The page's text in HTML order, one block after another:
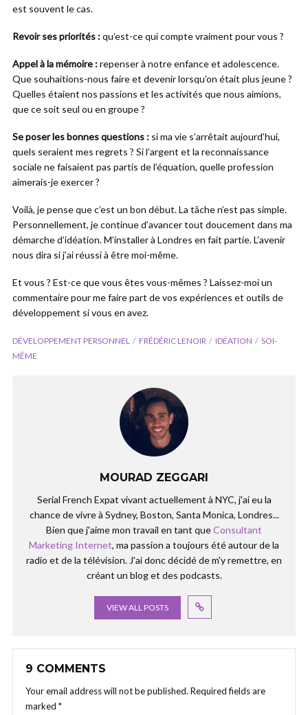
est souvent le cas.
Revoir ses priorités :qu’est-ce qui compte vraiment pour vous ?
Appel à la mémoire :repenser à notre enfance et adolescence.
Que souhaitions-nous faire et devenir lorsqu’on était plus jeune ?
Quelles étaient nos passions et les activités que nous aimions,
que ce soit seul ou en groupe ?
Se poser les bonnes questions : si ma vie s’arrêtait aujourd’hui,
quels seraient mes regrets ? Si l’argent et la reconnaissance
sociale ne faisaient pas partis de l’équation, quelle profession
aimerais-je exercer ?
Voilà, je pense que c’est un bon début. La tâche n’est pas simple.
Personnellement, je continue d’avancer tout doucement dans ma
démarche d’idéation. M’installer à Londres en fait partie. L’avenir
nous dira si j’ai réussi à être moi-même.
Et vous ? Est-ce que vous êtes vous-mêmes ? Laissez-moi un
commentaire pour me faire part de vos expériences et outils de
développement si vous en avez.
DÉVELOPPEMENT PERSONNEL FRÉDÉRIC LENOIR IDÉATION
SOI-
MÊME
MOURAD ZEGGARI
Serial French Expat vivant actuellement à NYC, j'ai eu la
chance de vivre à Sydney, Boston, Santa Monica, Londres...
Bien que j'aime mon travail en tant queConsultant
Marketing Internet, ma passion a toujours été autour de la
radio et de la télévision. J'ai donc décidé de m'y remettre, en
créant un blog et des podcasts.
VIEW ALL POSTS
9 COMMENTS
Your email address will not be published. Required fields are
marked *